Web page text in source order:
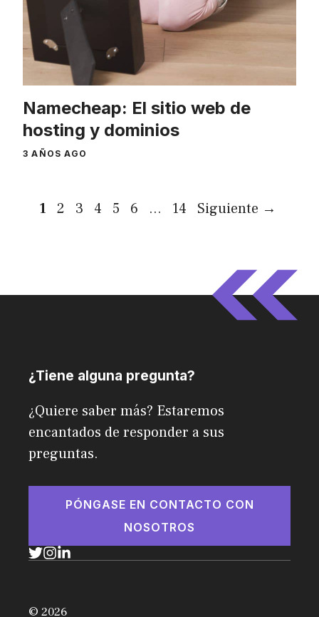
Namecheap: El sitio web de
hosting y dominios
3 AÑOS AGO
Página
1 Página
2 Página
3 Página
4 Página
5 Página
6 … Página
14 Siguiente →
¿Tiene alguna pregunta?
¿Quiere saber más? Estaremos
encantados de responder a sus
preguntas.
PÓNGASE EN CONTACTO CON
NOSOTROS
© 2026